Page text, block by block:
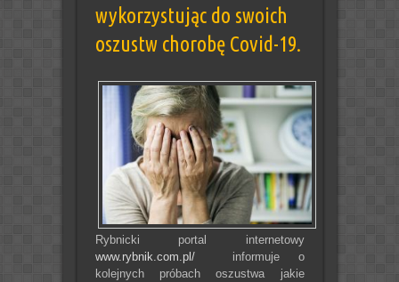
wykorzystując do swoich
oszustw chorobę Covid-19.
Rybnicki portal internetowy
www.rybnik.com.pl/informuje o
kolejnych próbach oszustwa jakie